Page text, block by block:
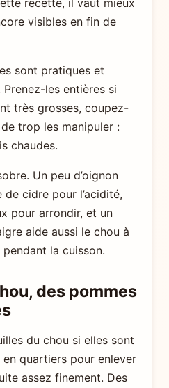
visibles en fin de
sont pratiques et
les entières si
très grosses, coupez-
trop les manipuler :
chaudes.
Un peu d’oignon
cidre pour l’acidité,
pour arrondir, et un
aide aussi le chou à
la cuisson.
des pommes
du chou si elles sont
quartiers pour enlever
assez finement. Des